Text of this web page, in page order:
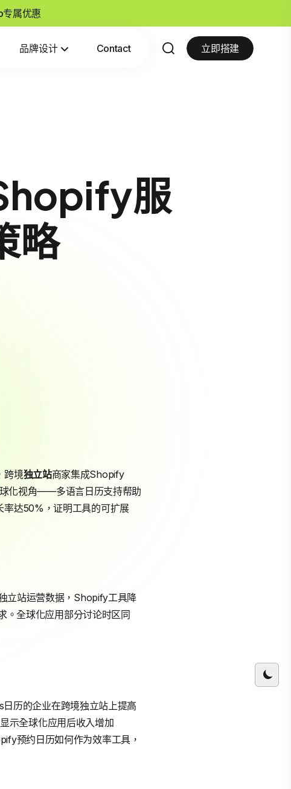
属优惠
品牌设计 Contact 立即搭建
服
略
跨境独立站商家集成Shopify
化视角——多语言日历支持帮助
率达50%，证明工具的可扩展
立站运营数据，Shopify工具降
。全球化应用部分讨论时区同
历的企业在跨境独立站上提高
示全球化应用后收入增加
预约日历如何作为效率工具，